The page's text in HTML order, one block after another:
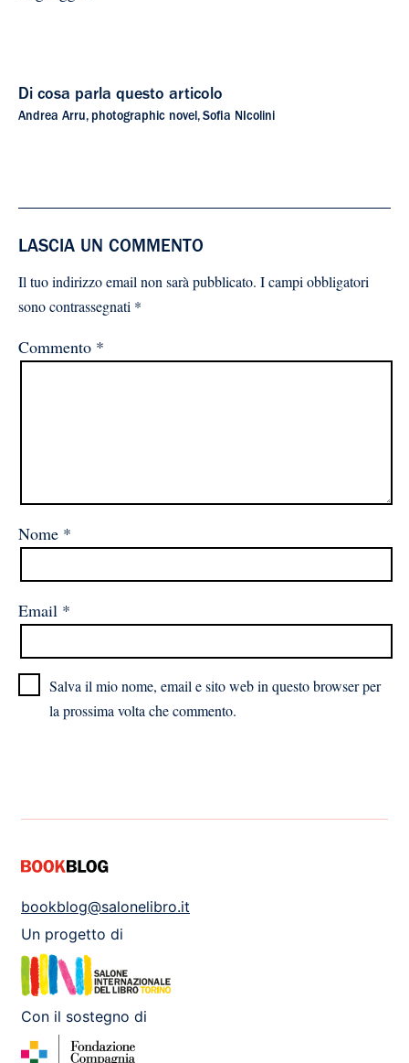
Di cosa parla questo articolo
Andrea Arru, photographic novel , Sofia NIcolini
LASCIA UN COMMENTO
Il tuo indirizzo email non sarà pubblicato. I campi obbligatori
sono contrassegnati *
Commento *
Nome *
Email *
Salva il mio nome, email e sito web in questo browser per
la prossima volta che commento.
bookblog@salonelibro.it
Un progetto di
Con il sostegno di